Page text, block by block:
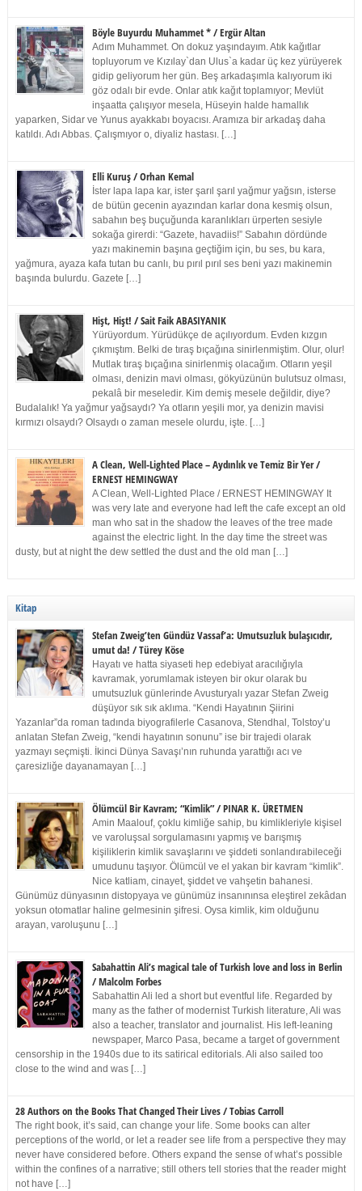
Böyle Buyurdu Muhammet * / Ergür Altan
Adım Muhammet. On dokuz yaşındayım. Atık kağıtlar
topluyorum ve Kızılay`dan Ulus`a kadar üç kez yürüyerek
gidip geliyorum her gün. Beş arkadaşımla kalıyorum iki
göz odalı bir evde. Onlar atık kağıt toplamıyor; Mevlüt
inşaatta çalışıyor mesela, Hüseyin halde hamallık
yaparken, Sidar ve Yunus ayakkabı boyacısı. Aramıza bir arkadaş daha
katıldı. Adı Abbas. Çalışmıyor o, diyaliz hastası. […]
Elli Kuruş / Orhan Kemal
İster lapa lapa kar, ister şarıl şarıl yağmur yağsın, isterse
de bütün gecenin ayazından karlar dona kesmiş olsun,
sabahın beş buçuğunda karanlıkları ürperten sesiyle
sokağa girerdi: “Gazete, havadiis!” Sabahın dördünde
yazı makinemin başına geçtiğim için, bu ses, bu kara,
yağmura, ayaza kafa tutan bu canlı, bu pırıl pırıl ses beni yazı makinemin
başında bulurdu. Gazete […]
Hişt, Hişt! / Sait Faik ABASIYANIK
Yürüyordum. Yürüdükçe de açılıyordum. Evden kızgın
çıkmıştım. Belki de tıraş bıçağına sinirlenmiştim. Olur, olur!
Mutlak tıraş bıçağına sinirlenmiş olacağım. Otların yeşil
olması, denizin mavi olması, gökyüzünün bulutsuz olması,
pekalâ bir meseledir. Kim demiş mesele değildir, diye?
Budalalık! Ya yağmur yağsaydı? Ya otların yeşili mor, ya denizin mavisi
kırmızı olsaydı? Olsaydı o zaman mesele olurdu, işte. […]
A Clean, Well-Lighted Place – Aydınlık ve Temiz Bir Yer /
ERNEST HEMINGWAY
A Clean, Well-Lighted Place / ERNEST HEMINGWAY It
was very late and everyone had left the cafe except an old
man who sat in the shadow the leaves of the tree made
against the electric light. In the day time the street was
dusty, but at night the dew settled the dust and the old man […]
Kitap
Stefan Zweig’ten Gündüz Vassaf’a: Umutsuzluk bulaşıcıdır,
umut da! / Türey Köse
Hayatı ve hatta siyaseti hep edebiyat aracılığıyla
kavramak, yorumlamak isteyen bir okur olarak bu
umutsuzluk günlerinde Avusturyalı yazar Stefan Zweig
düşüyor sık sık aklıma. “Kendi Hayatının Şiirini
Yazanlar”da roman tadında biyografilerle Casanova, Stendhal, Tolstoy’u
anlatan Stefan Zweig, “kendi hayatının sonunu” ise bir trajedi olarak
yazmayı seçmişti. İkinci Dünya Savaşı’nın ruhunda yarattığı acı ve
çaresizliğe dayanamayan […]
Ölümcül Bir Kavram; “Kimlik” / PINAR K. ÜRETMEN
Amin Maalouf, çoklu kimliğe sahip, bu kimlikleriyle kişisel
ve varoluşsal sorgulamasını yapmış ve barışmış
kişiliklerin kimlik savaşlarını ve şiddeti sonlandırabileceği
umudunu taşıyor. Ölümcül ve el yakan bir kavram “kimlik”.
Nice katliam, cinayet, şiddet ve vahşetin bahanesi.
Günümüz dünyasının distopyaya ve günümüz insanınınsa eleştirel zekâdan
yoksun otomatlar haline gelmesinin şifresi. Oysa kimlik, kim olduğunu
arayan, varoluşunu […]
Sabahattin Ali’s magical tale of Turkish love and loss in Berlin
/ Malcolm Forbes
Sabahattin Ali led a short but eventful life. Regarded by
many as the father of modernist Turkish literature, Ali was
also a teacher, translator and journalist. His left-leaning
newspaper, Marco Pasa, became a target of government
censorship in the 1940s due to its satirical editorials. Ali also sailed too
close to the wind and was […]
28 Authors on the Books That Changed Their Lives / Tobias Carroll
The right book, it’s said, can change your life. Some books can alter
perceptions of the world, or let a reader see life from a perspective they may
never have considered before. Others expand the sense of what’s possible
within the confines of a narrative; still others tell stories that the reader might
not have […]